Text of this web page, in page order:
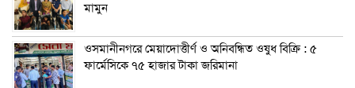
মামুন
ওসমানীনগরে মেয়াদোত্তীর্ণ ও অনিবন্ধিত ওষুধ বিক্রি : ৫
ফার্মেসিকে ৭৫ হাজার টাকা জরিমানা